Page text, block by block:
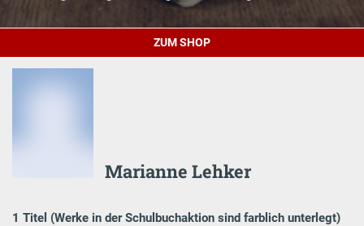
ZUM SHOP
Marianne Lehker
1 Titel (Werke in der Schulbuchaktion sind farblich unterlegt)